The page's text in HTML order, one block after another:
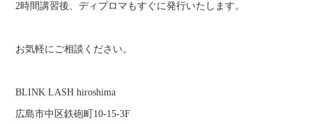
2時間講習後、ディプロマもすぐに発行いたします。
お気軽にご相談ください。
BLINK LASH hiroshima
広島市中区鉄砲町10-15-3F